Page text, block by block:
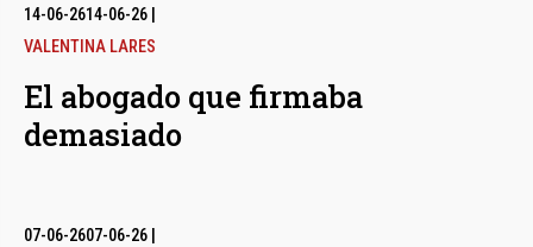
14-06-2614-06-26
VALENTINA LARES
El abogado que firmaba
demasiado
07-06-2607-06-26